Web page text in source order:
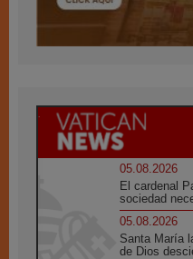
05.08.2026
El cardenal
sociedad
05.08.2026
Santa María
de Dios